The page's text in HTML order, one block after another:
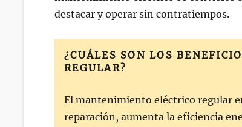
destacar y operar sin contratiempos.
¿CUÁLES SON LOS
REGULAR?
El mantenimiento eléctrico regular
reparación, aumenta la eficiencia